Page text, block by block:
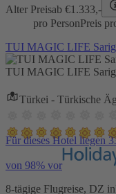
Alter Preisab €1.333,-
pro PersonPreis
TUI MAGIC LIFE
TUI MAGIC LIFE
Türkei - Türkische
Für dieses Hotel liegen
von 98% vor
8-tägige Flugreise, DZ